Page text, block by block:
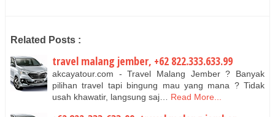
Related Posts :
travel malang jember, +62 822.333.633.99
akcayatour.com - Travel Malang Jember ? Banyak
pilihan travel tapi bingung mau yang mana ? Tidak
usah khawatir, langsung saj…
Read More...